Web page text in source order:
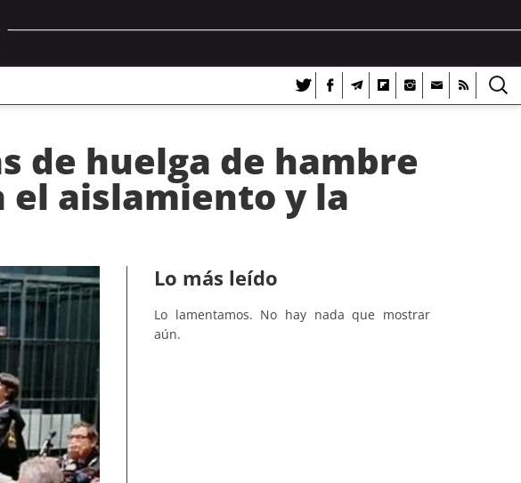
de huelga de hambre
el aislamiento y la
Lo más leído
Lo lamentamos. No hay nada que mostrar
aún.